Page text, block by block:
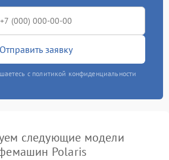
Отправить заявку
с политикой конфиденциальности
следующие модели
Polaris